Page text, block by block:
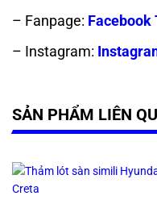
– Fanpage: Facebook
– Instagram:
SẢN PHẨM LIÊN